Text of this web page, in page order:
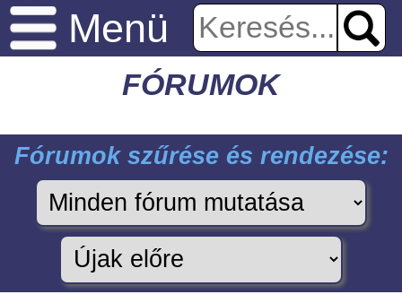
Menü
FÓRUMOK
Fórumok szűrése és rendezése: